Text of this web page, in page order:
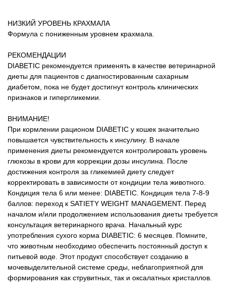
НИЗКИЙ УРОВЕНЬ КРАХМАЛА
Формула с пониженным уровнем крахмала.
РЕКОМЕНДАЦИИ
DIABETIC рекомендуется применять в качестве ветеринарной
диеты для пациентов с диагностированным сахарным
диабетом, пока не будет достигнут контроль клинических
признаков и гипергликемии.
ВНИМАНИЕ!
При кормлении рационом DIABETIC у кошек значительно
повышается чувствительность к инсулину. В начале
применения диеты рекомендуется контролировать уровень
глюкозы в крови для коррекции дозы инсулина. После
достижения контроля за гликемией диету следует
корректировать в зависимости от кондиции тела животного.
Кондиция тела 6 или менее: DIABETIC. Кондиция тела 7-8-9
баллов: переход к SATIETY WEIGHT MANAGEMENT. Перед
началом и/или продолжением использования диеты требуется
консультация ветеринарного врача. Начальный курс
употребления сухого корма DIABETIC: 6 месяцев. Помните,
что животным необходимо обеспечить постоянный доступ к
питьевой воде. Этот продукт способствует созданию в
мочевыделительной системе среды, неблагоприятной для
формирования как струвитных, так и оксалатных кристаллов.